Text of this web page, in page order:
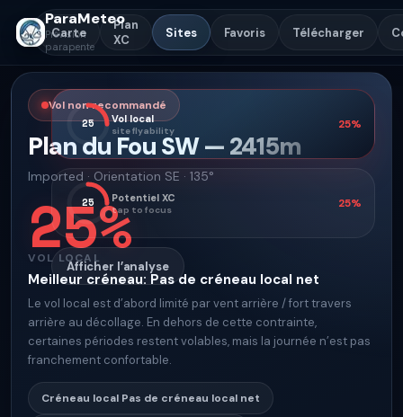
ParaMeteo
Prévision
parapente
Carte
Plan
XC
Sites Favoris Télécharger
Vol non recommandé
Plan du Fou SW— 2415m
Imported · Orientation SE · 135°
25%
VOL LOCAL
Meilleur créneau: Pas de créneau local net
Le vol local est d’abord limité par vent arrière / fort travers
arrière au décollage. En dehors de cette contrainte,
certaines périodes restent volables, mais la journée n’est pas
franchement confortable.
Créneau local Pas de créneau local net
25 Vol local
site flyability 25%
25 Potentiel XC
tap to focus 25%
Afficher l’analyse